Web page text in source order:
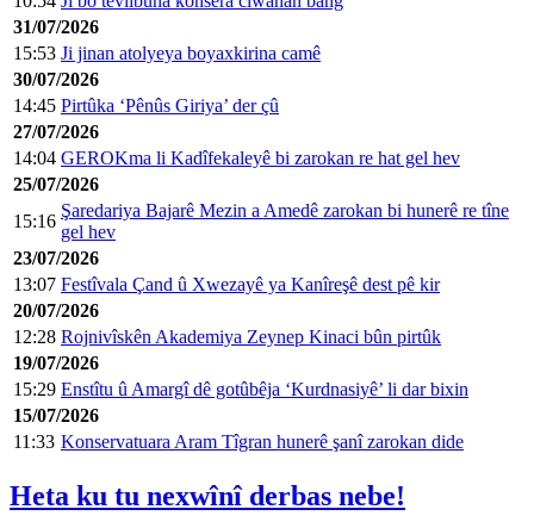
31/07/2026
15:53 Ji jinan atolyeya boyaxkirina camê
30/07/2026
14:45 Pirtûka ‘Pênûs Giriya’ der çû
27/07/2026
14:04 GEROKma li Kadîfekaleyê bi zarokan re hat gel hev
25/07/2026
15:16
Şaredariya Bajarê Mezin a Amedê zarokan bi hunerê re tîne
gel hev
23/07/2026
13:07 Festîvala Çand û Xwezayê ya Kanîreşê dest pê kir
20/07/2026
12:28 Rojnivîskên Akademiya Zeynep Kinaci bûn pirtûk
19/07/2026
15:29 Enstîtu û Amargî dê gotûbêja ‘Kurdnasiyê’ li dar bixin
15/07/2026
11:33 Konservatuara Aram Tîgran hunerê şanî zarokan dide
Heta ku tu nexwînî derbas nebe!